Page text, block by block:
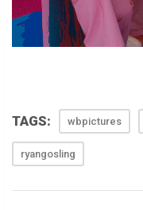
TAGS: wbpictures
ryangosling